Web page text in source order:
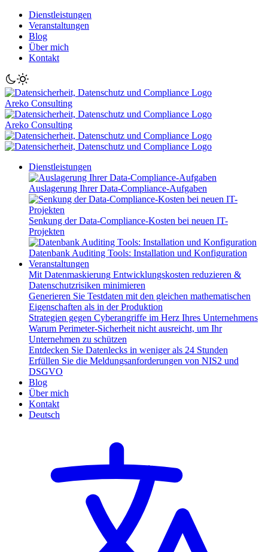
Dienstleistungen
Veranstaltungen
Blog
Über mich
Kontakt
Areko Consulting
Areko Consulting
Dienstleistungen
Auslagerung Ihrer Data-Compliance-Aufgaben
Senkung der Data-Compliance-Kosten bei neuen IT-
Projekten
Datenbank Auditing Tools: Installation und Konfiguration
Veranstaltungen
Mit Datenmaskierung Entwicklungskosten reduzieren &
Datenschutzrisiken minimieren
Generieren Sie Testdaten mit den gleichen mathematischen
Eigenschaften als in der Produktion
Strategien gegen Cyberangriffe im Herz Ihres Unternehmens
Warum Perimeter-Sicherheit nicht ausreicht, um Ihr
Unternehmen zu schützen
Entdecken Sie Datenlecks in weniger als 24 Stunden
Erfüllen Sie die Meldungsanforderungen von NIS2 und
DSGVO
Blog
Über mich
Kontakt
Deutsch